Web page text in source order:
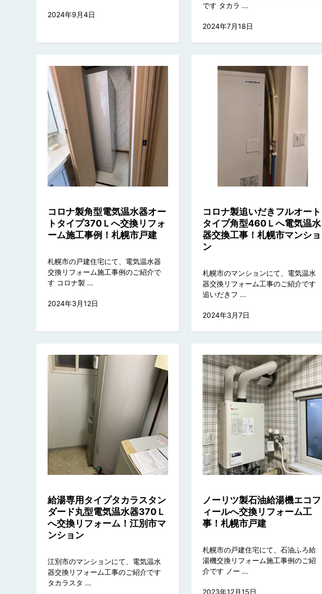
2024年9月4日
です タカラ ...
2024年7月18日
コロナ製角型電気温水器オー
トタイプ370Ｌへ交換リフォ
ーム施工事例！札幌市戸建
札幌市の戸建住宅にて、電気温水器
交換リフォーム施工事例のご紹介で
す コロナ製 ...
2024年3月12日
コロナ製追いだきフルオート
タイプ角型460Ｌへ電気温水
器交換工事！札幌市マンショ
ン
札幌市のマンションにて、電気温水
器交換リフォーム工事のご紹介です
追いだきフ ...
2024年3月7日
給湯専用タイプタカラスタン
ダード丸型電気温水器370Ｌ
へ交換リフォーム！江別市マ
ンション
江別市のマンションにて、電気温水
器交換リフォーム工事のご紹介です
タカラスタ ...
ノーリツ製石油給湯機エコフ
ィールへ交換リフォーム工
事！札幌市戸建
札幌市の戸建住宅にて、石油ふろ給
湯機交換リフォーム施工事例のご紹
介です ノー ...
2023年12月15日